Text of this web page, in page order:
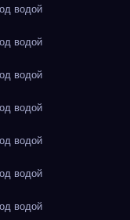
водой
водой
водой
водой
водой
водой
водой